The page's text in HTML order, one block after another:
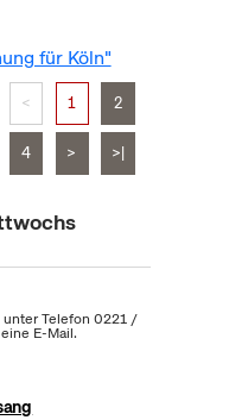
für Köln"
< 1 2
4 > >|
unter Telefon 0221 /
E-Mail.